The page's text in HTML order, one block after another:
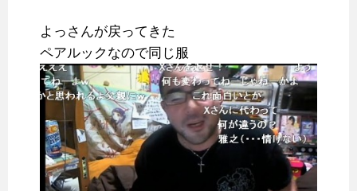
よっさんが戻ってきた
ペアルックなので同じ服